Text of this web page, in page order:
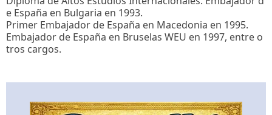
e España en Bulgaria en 1993.
Primer Embajador de España en Macedonia en 1995.
Embajador de España en Bruselas WEU en 1997, entre o
tros cargos.